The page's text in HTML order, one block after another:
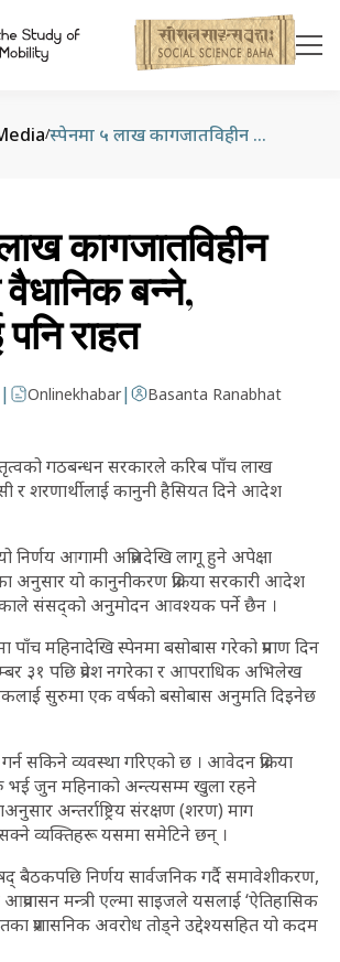
/ स्पेनमा ५ लाख कागजातविहीन आप्रवासी वैधानिक बन्ने, नेपालीलाई पनि राहत
कागजातविहीन
बन्ने,
राहत
| Onlinekhabar| Basanta Ranabhat
गठबन्धन सरकारले करिब पाँच लाख
र शरणार्थीलाई कानुनी हैसियत दिने आदेश
यो निर्णय आगामी अप्रिलदेखि लागू हुने अपेक्षा
अनुसार यो कानुनीकरण प्रक्रिया सरकारी आदेश
संसद्को अनुमोदन आवश्यक पर्ने छैन ।
पाँच महिनादेखि स्पेनमा बसोबास गरेको प्रमाण दिन
३१ पछि प्रवेश नगरेका र आपराधिक अभिलेख
सुरुमा एक वर्षको बसोबास अनुमति दिइनेछ
सकिने व्यवस्था गरिएको छ । आवेदन प्रक्रिया
भई जुन महिनाको अन्त्यसम्म खुला रहने
अन्तर्राष्ट्रिय संरक्षण (शरण) माग
सक्ने व्यक्तिहरू यसमा समेटिने छन् ।
बैठकपछि निर्णय सार्वजनिक गर्दै समावेशीकरण,
मन्त्री एल्मा साइजले यसलाई ‘ऐतिहासिक
प्रशासनिक अवरोध तोड्ने उद्देश्यसहित यो कदम